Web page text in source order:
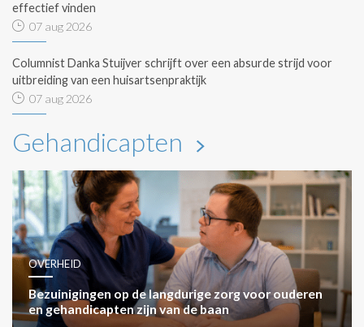
effectief vinden
07 aug 2026
Columnist Danka Stuijver schrijft over een absurde strijd voor
uitbreiding van een huisartsenpraktijk
07 aug 2026
Gehandicapten
OVERHEID
Bezuinigingen op de langdurige zorg voor ouderen
en gehandicapten zijn van de baan